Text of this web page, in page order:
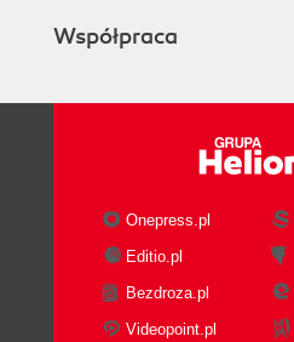
Współpraca
Onepress.pl
Editio.pl
Bezdroza.pl
Videopoint.pl